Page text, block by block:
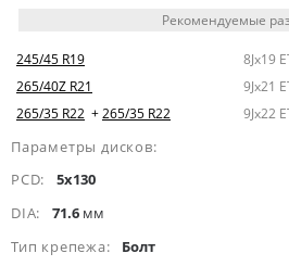
Рекомендуемые
245/45 R19
8Jx19
265/40Z R21
9Jx21
265/35 R22 +265/35 R22 9Jx22
Параметры дисков:
PCD:
5x130
DIA:
71.6 мм
Тип крепежа:
Болт